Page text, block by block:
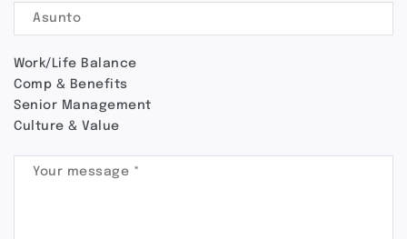
Work/Life Balance
Comp & Benefits
Senior Management
Culture & Value